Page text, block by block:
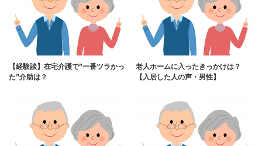
【経験談】在宅介護で”一番ツラかっ
た”介助は？
老人ホームに入ったきっかけは？
【入居した人の声・男性】